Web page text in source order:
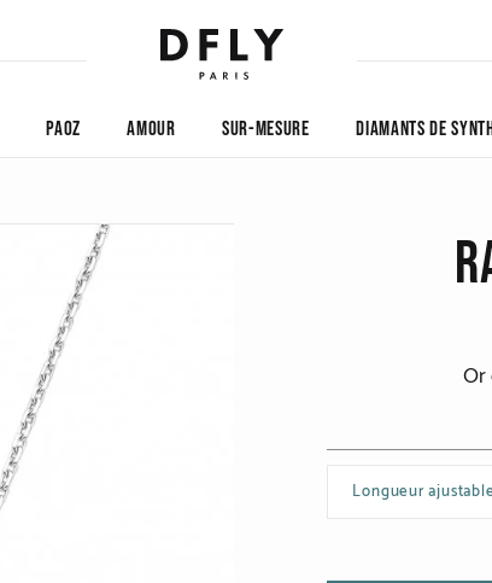
PAOZ AMOUR SUR-MESURE DIAMANTS DE
Longueur